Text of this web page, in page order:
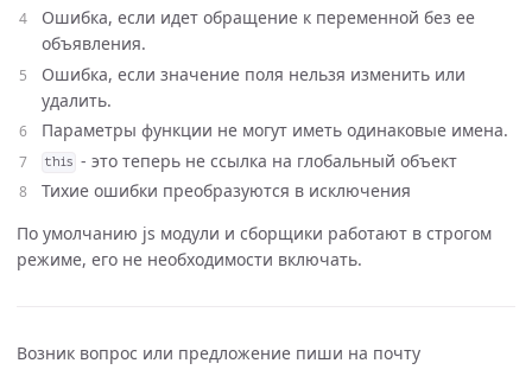
Ошибка, если идет обращение к переменной без ее
объявления.
Ошибка, если значение поля нельзя изменить или
удалить.
Параметры функции не могут иметь одинаковые имена.
this
- это теперь не ссылка на глобальный объект
Тихие ошибки преобразуются в исключения
По умолчанию js модули и сборщики работают в строгом
режиме, его не необходимости включать.
Возник вопрос или предложение пиши на почту